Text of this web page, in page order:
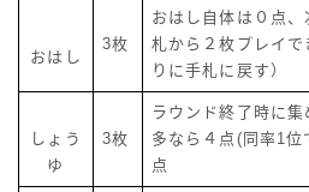
おはし
3枚
おはし自体は０点
札から２枚プレイ
りに手札に戻す）
しょう
ゆ
3枚
ラウンド終了時に
多なら４点(同率1位
点